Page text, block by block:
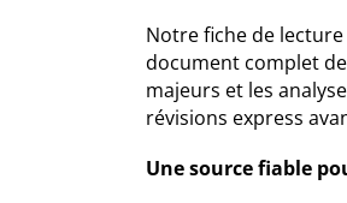
Notre fiche de
document complet
majeurs et les
révisions express
Une source fiable